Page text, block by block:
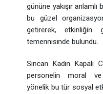
gününe yakışır anlamlı
bu güzel
getirerek, etkinliğin
temennisinde bulundu.
Sincan Kadın Kapalı
personelin moral ve
yönelik bu tür sosyal